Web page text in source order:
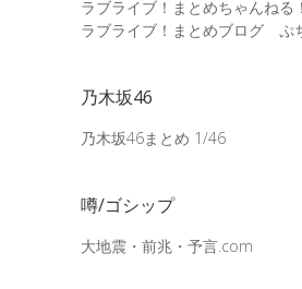
ラブライブ！まとめちゃんねる
ラブライブ！まとめブログ ぷ
乃木坂46
乃木坂46まとめ 1/46
噂/ゴシップ
大地震・前兆・予言.com